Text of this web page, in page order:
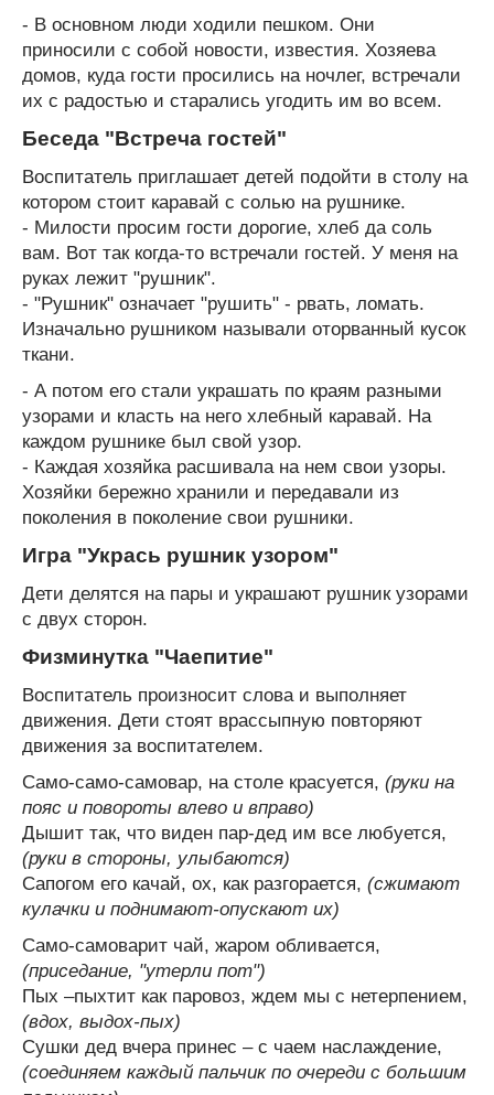
- В основном люди ходили пешком. Они
приносили с собой новости, известия. Хозяева
домов, куда гости просились на ночлег, встречали
их с радостью и старались угодить им во всем.
Беседа "Встреча гостей"
Воспитатель приглашает детей подойти в столу на
котором стоит каравай с солью на рушнике.
- Милости просим гости дорогие, хлеб да соль
вам. Вот так когда-то встречали гостей. У меня на
руках лежит "рушник".
- "Рушник" означает "рушить" - рвать, ломать.
Изначально рушником называли оторванный кусок
ткани.
- А потом его стали украшать по краям разными
узорами и класть на него хлебный каравай. На
каждом рушнике был свой узор.
- Каждая хозяйка расшивала на нем свои узоры.
Хозяйки бережно хранили и передавали из
поколения в поколение свои рушники.
Игра "Укрась рушник узором"
Дети делятся на пары и украшают рушник узорами
с двух сторон.
Физминутка "Чаепитие"
Воспитатель произносит слова и выполняет
движения. Дети стоят врассыпную повторяют
движения за воспитателем.
Само-само-самовар, на столе красуется, (руки на
пояс и повороты влево и вправо)
Дышит так, что виден пар-дед им все любуется,
(руки в стороны, улыбаются)
Сапогом его качай, ох, как разгорается, (сжимают
кулачки и поднимают-опускают их)
Само-самоварит чай, жаром обливается,
(приседание, "утерли пот")
Пых –пыхтит как паровоз, ждем мы с нетерпением,
(вдох, выдох-пых)
Сушки дед вчера принес – с чаем наслаждение,
(соединяем каждый пальчик по очереди с большим